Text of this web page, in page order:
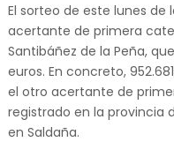
El sorteo de este lunes de
acertante de primera
Santibáñez de la Peña,
euros. En concreto,
el otro acertante de
registrado en la provincia
en Saldaña.